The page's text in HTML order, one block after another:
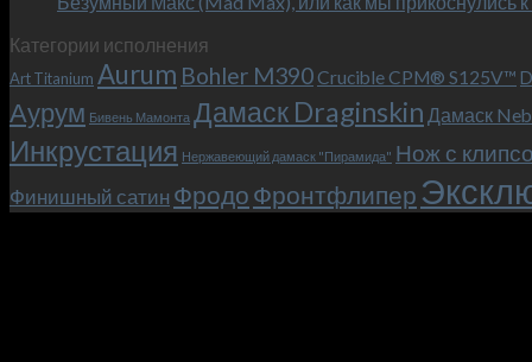
Категории исполнения
Art Titanium Aurum Bohler M390Crucible CPM® S125V™
Аурум Бивень Мамонта Дамаск Draginskin Дамаск
Инкрустация Нержавеющий дамаск "Пирамида" Нож с
Финишный сатин Фродо Фронтфлипер